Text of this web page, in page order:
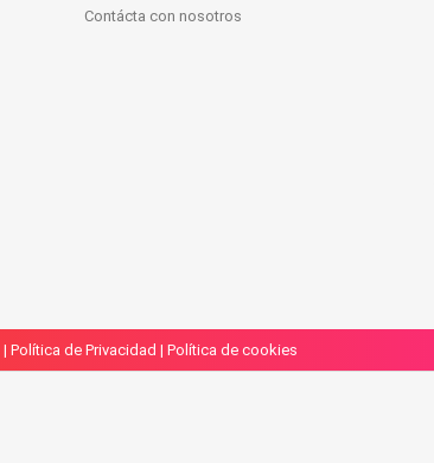
Contácta con nosotros
| Política de Privacidad | Política de cookies